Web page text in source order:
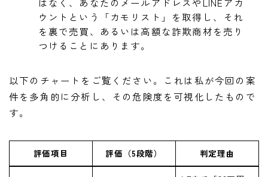
ウントという「カモリスト」を取得し、それ
を裏で売買、あるいは高額な詐欺商材を売り
つけることにあります。
以下のチャートをご覧ください。これは私が今回の案
件を多角的に分析し、その危険度を可視化したもので
す。
評価項目 評価（5段階） 判定理由